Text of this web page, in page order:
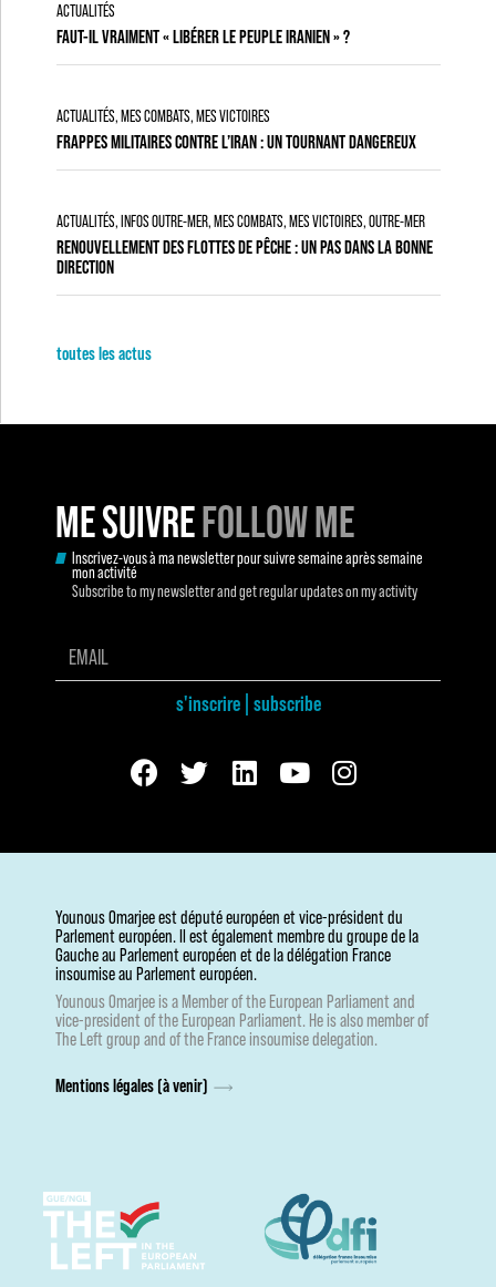
ACTUALITÉS
FAUT-IL VRAIMENT « LIBÉRER LE PEUPLE IRANIEN » ?
ACTUALITÉS,MES COMBATS, MES VICTOIRES
FRAPPES MILITAIRES CONTRE L’IRAN : UN TOURNANT DANGEREUX
ACTUALITÉS,INFOS OUTRE-MER,MES COMBATS, MES VICTOIRES,OUTRE-MER
RENOUVELLEMENT DES FLOTTES DE PÊCHE : UN PAS DANS LA BONNE
DIRECTION
toutes les actus
ME SUIVREFOLLOW ME
Inscrivez-vous à ma newsletter pour suivre semaine après semaine
mon activité
Subscribe to my newsletter and get regular updates on my activity
s'inscrire | subscribe
Younous Omarjee est député européen et vice-président du
Parlement européen. Il est également membre du groupe de la
Gauche au Parlement européen et de la délégation France
insoumise au Parlement européen.
Younous Omarjee is a Member of the European Parliament and
vice-president of the European Parliament. He is also member of
The Left group and of the France insoumise delegation.
Mentions légales (à venir)